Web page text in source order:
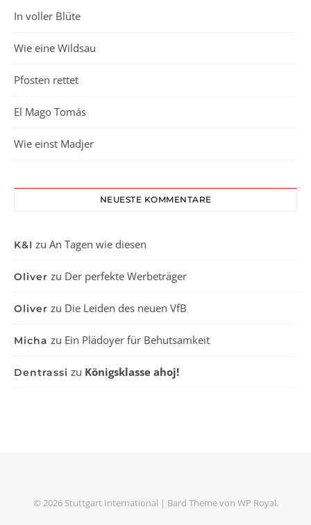
In voller Blüte
Wie eine Wildsau
Pfosten rettet
El Mago Tomás
Wie einst Madjer
NEUESTE KOMMENTARE
K&I zu An Tagen wie diesen
Oliver zu Der perfekte Werbeträger
Oliver zu Die Leiden des neuen VfB
Micha zu Ein Plädoyer für Behutsamkeit
Dentrassi zu Königsklasse ahoj!
© 2026 Stuttgart International | Bard Theme von WP Royal.